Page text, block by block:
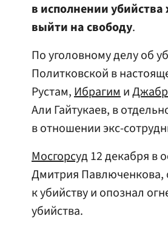
в исполнении
выйти на свободу.
По уголовному делу об
Политковской в
Рустам,Ибрагими
Али Гайтукаев, в
в отношении экс-
Мосгорсуд12 декабря в
Дмитрия Павлюченкова,
к убийству и опознал
убийства.